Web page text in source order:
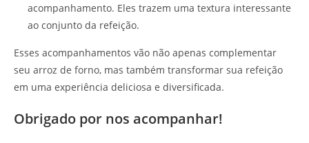
acompanhamento. Eles trazem uma textura interessante
ao conjunto da refeição.
Esses acompanhamentos vão não apenas complementar
seu arroz de forno, mas também transformar sua refeição
em uma experiência deliciosa e diversificada.
Obrigado por nos acompanhar!